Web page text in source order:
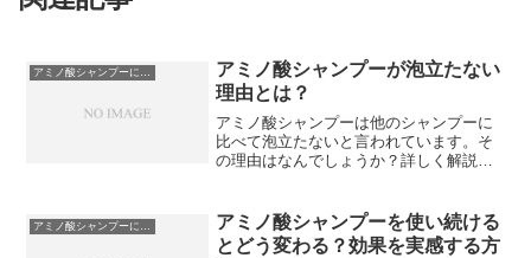
アミノ酸シャンプーについて
アミノ酸シャンプーが泡立たない
理由とは？
アミノ酸シャンプーは他のシャンプーに
比べて泡立たないと言われています。そ
の理由はなんでしょうか？詳しく解説し
アミノ酸シャンプーを使い続ける
とどう変わる？効果を実感する方